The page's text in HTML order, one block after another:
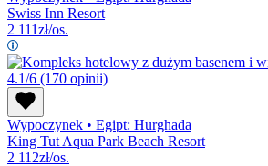
Swiss Inn Resort
2 111zł/os.
4.1/6 (170 opinii)
Wypoczynek • Egipt: Hurghada
King Tut Aqua Park Beach Resort
2 112zł/os.